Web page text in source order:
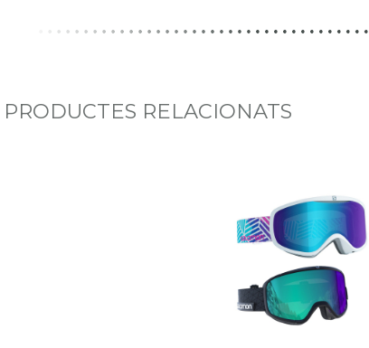
PRODUCTES RELACIONATS